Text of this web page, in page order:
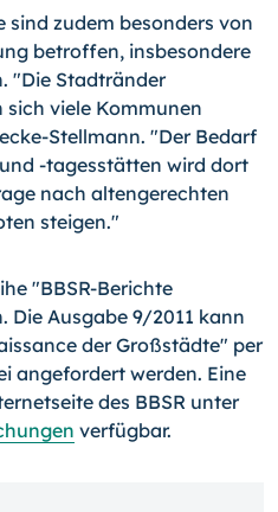
zudem besonders von
betroffen, insbesondere
"Die Stadtränder
viele Kommunen
Stellmann. "Der Bedarf
-tagesstätten wird dort
nach altengerechten
steigen."
"BBSR-Berichte
Die Ausgabe 9/2011 kann
der Großstädte" per
angefordert werden. Eine
des BBSR unter
verfügbar.